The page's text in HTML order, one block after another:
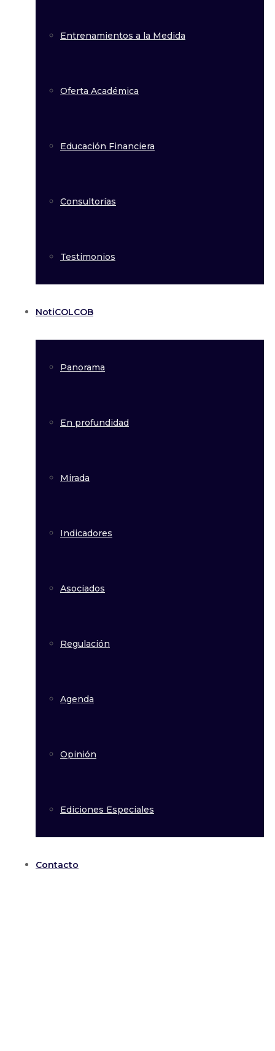
Entrenamientos a la Medida
Oferta Académica
Educación Financiera
Consultorías
Testimonios
NotiCOLCOB
Panorama
En profundidad
Mirada
Indicadores
Asociados
Regulación
Agenda
Opinión
Ediciones Especiales
Contacto